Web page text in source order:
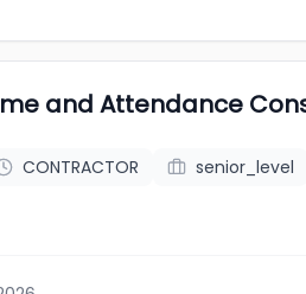
and Attendance
CONTRACTOR senior_level